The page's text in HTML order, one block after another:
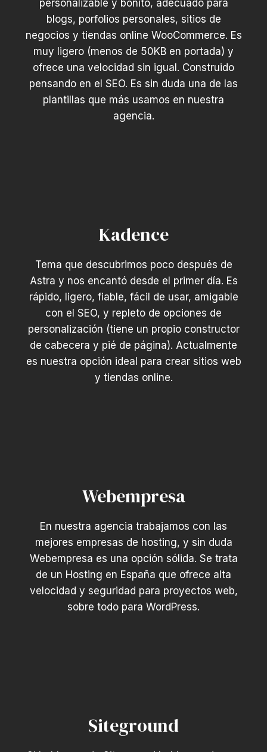
personalizable y bonito, adecuado para
blogs, porfolios personales, sitios de
negocios y tiendas online WooCommerce. Es
muy ligero (menos de 50KB en portada) y
ofrece una velocidad sin igual. Construido
pensando en el SEO. Es sin duda una de las
plantillas que más usamos en nuestra
agencia.
Kadence
Tema que descubrimos poco después de
Astra y nos encantó desde el primer día. Es
rápido, ligero, fiable, fácil de usar, amigable
con el SEO, y repleto de opciones de
personalización (tiene un propio constructor
de cabecera y pié de página). Actualmente
es nuestra opción ideal para crear sitios web
y tiendas online.
Webempresa
En nuestra agencia trabajamos con las
mejores empresas de hosting, y sin duda
Webempresa es una opción sólida. Se trata
de un Hosting en España que ofrece alta
velocidad y seguridad para proyectos web,
sobre todo para WordPress.
Siteground